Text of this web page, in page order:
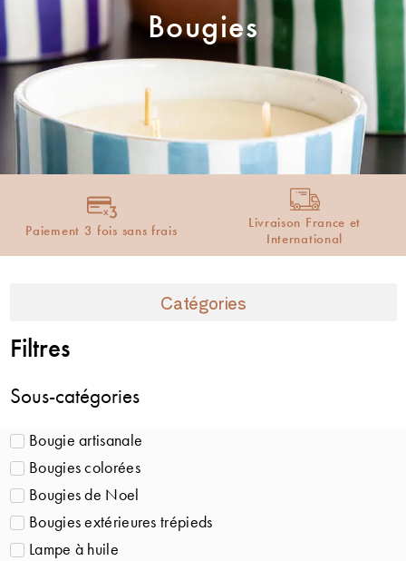
Bougies
Paiement 3 fois sans frais
Livraison France et
International
Catégories
Filtres
Sous-catégories
Bougie artisanale
Bougies colorées
Bougies de Noel
Bougies extérieures trépieds
Lampe à huile